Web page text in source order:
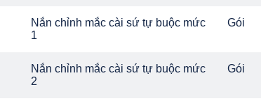
Nắn chỉnh mắc cài sứ tự buộc mức
1
Gói
Nắn chỉnh mắc cài sứ tự buộc mức
2
Gói